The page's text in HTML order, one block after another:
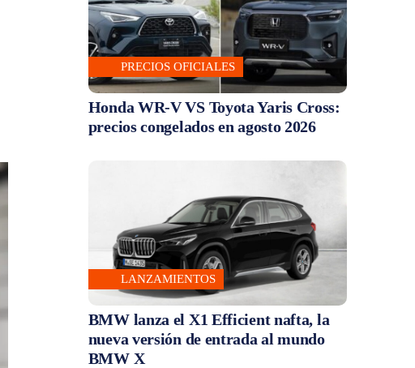
PRECIOS OFICIALES
Honda WR-V VS Toyota Yaris Cross:
precios congelados en agosto 2026
LANZAMIENTOS
BMW lanza el X1 Efficient nafta, la
nueva versión de entrada al mundo
BMW X